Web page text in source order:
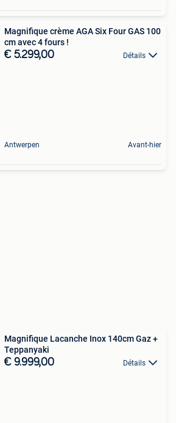
Magnifique crème AGA Six Four GAS 100
cm avec 4 fours !
€ 5.299,00 Détails
Antwerpen Avant-hier
Magnifique Lacanche Inox 140cm Gaz +
Teppanyaki
€ 9.999,00 Détails